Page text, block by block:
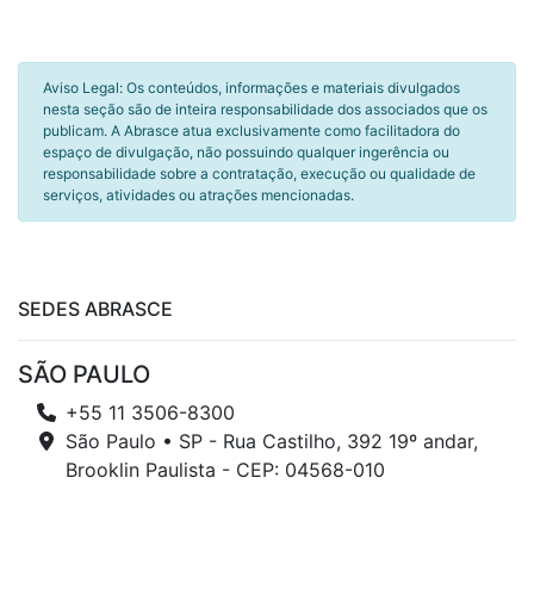
Aviso Legal: Os conteúdos, informações e materiais divulgados
nesta seção são de inteira responsabilidade dos associados que os
publicam. A Abrasce atua exclusivamente como facilitadora do
espaço de divulgação, não possuindo qualquer ingerência ou
responsabilidade sobre a contratação, execução ou qualidade de
serviços, atividades ou atrações mencionadas.
SEDES ABRASCE
SÃO PAULO
+55 11 3506-8300
São Paulo • SP - Rua Castilho, 392 19º andar,
Brooklin Paulista - CEP: 04568-010